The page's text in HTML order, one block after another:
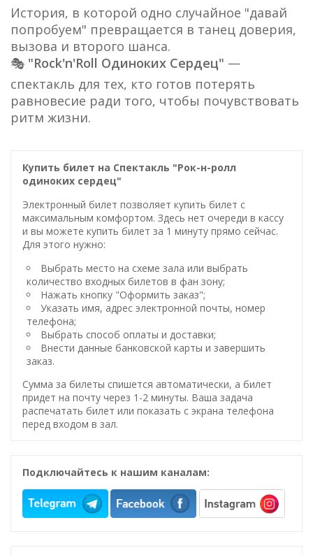
История, в которой одно случайное "давай
попробуем" превращается в танец доверия,
вызова и второго шанса.
🎭 "Rock'n'Roll Одиноких Сердец" —
спектакль для тех, кто готов потерять
равновесие ради того, чтобы почувствовать
ритм жизни.
Купить билет на Спектакль "Рок-н-ролл
одиноких сердец"
Электронный билет позволяет купить билет с
максимальным комфортом. Здесь нет очереди в кассу
и вы можете купить билет за 1 минуту прямо сейчас.
Для этого нужно:
Выбрать место на схеме зала или выбрать
количество входных билетов в фан зону;
Нажать кнопку "Оформить заказ";
Указать имя, адрес электронной почты, номер
телефона;
Выбрать способ оплаты и доставки;
Внести данные банковской карты и завершить
заказ.
Сумма за билеты спишется автоматически, а билет
придет на почту через 1-2 минуты. Ваша задача
распечатать билет или показать с экрана телефона
перед входом в зал.
Подключайтесь к нашим каналам: